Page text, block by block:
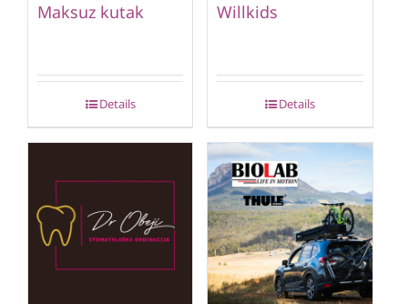
Maksuz kutak
Details
Willkids
Details